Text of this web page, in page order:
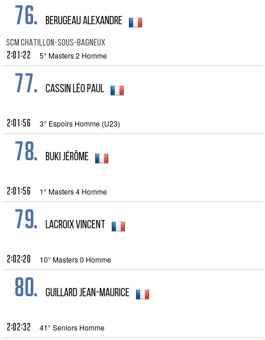
76. BERUGEAU Alexandre
SCM CHATILLON-SOUS-BAGNEUX
2:01:22 5° Masters 2 Homme
77. Cassin Léo Paul
2:01:56 3° Espoirs Homme (U23)
78. BUKI Jérôme
2:01:56 1° Masters 4 Homme
79. LACROIX Vincent
2:02:20 10° Masters 0 Homme
80. GUILLARD JEAN-MAURICE
2:02:32 41° Seniors Homme